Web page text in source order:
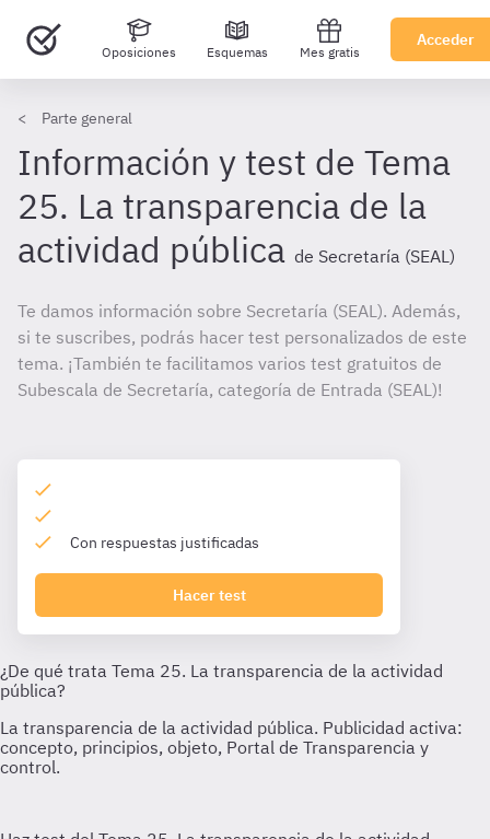
Oposiciones Esquemas Mes gratis
Acceder
Parte general
Información y test de Tema
25. La transparencia de la
actividad pública de Secretaría (SEAL)
Te damos información sobre Secretaría (SEAL). Además,
si te suscribes, podrás hacer test personalizados de este
tema. ¡También te facilitamos varios test gratuitos de
Subescala de Secretaría, categoría de Entrada (SEAL)!
Con respuestas justificadas
Hacer test